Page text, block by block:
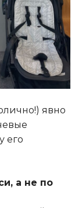
явно
его
а не по